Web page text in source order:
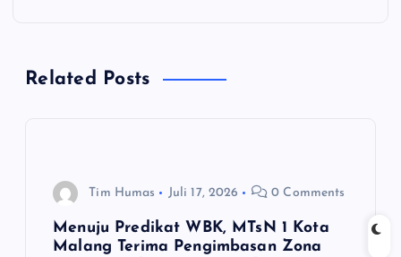
sRelated Posts
Tim Humas Juli 17, 2026 0 Comments
Menuju Predikat WBK, MTsN 1 Kota
Malang Terima Pengimbasan Zona